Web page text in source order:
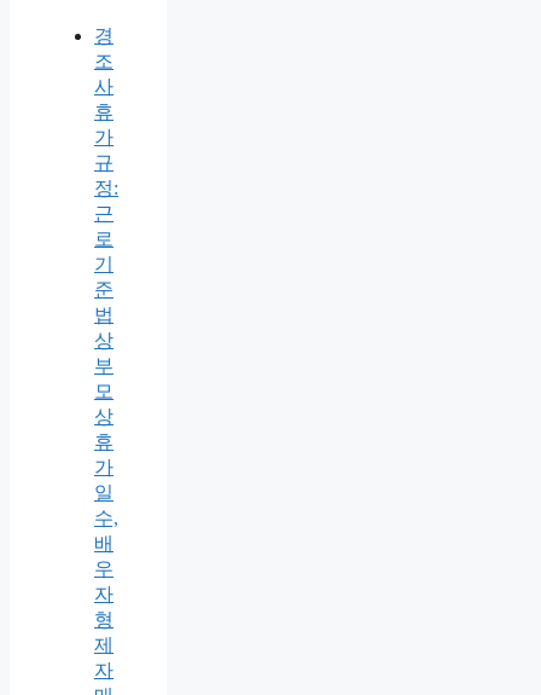
경
조
사
휴
가
규
정:
근
로
기
준
법
상
부
모
상
휴
가
일
수,
배
우
자
형
제
자